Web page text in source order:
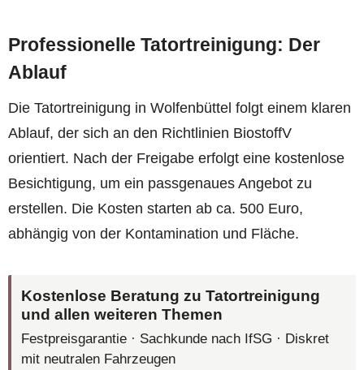
Professionelle Tatortreinigung: Der
Ablauf
Die Tatortreinigung in Wolfenbüttel folgt einem klaren
Ablauf, der sich an den Richtlinien BiostoffV
orientiert. Nach der Freigabe erfolgt eine kostenlose
Besichtigung, um ein passgenaues Angebot zu
erstellen. Die Kosten starten ab ca. 500 Euro,
abhängig von der Kontamination und Fläche.
Kostenlose Beratung zu Tatortreinigung
und allen weiteren Themen
Festpreisgarantie · Sachkunde nach IfSG · Diskret
mit neutralen Fahrzeugen